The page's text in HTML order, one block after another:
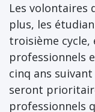
Les volontaires
plus, les
troisième cycle,
professionnels
cinq ans
seront
professionnels